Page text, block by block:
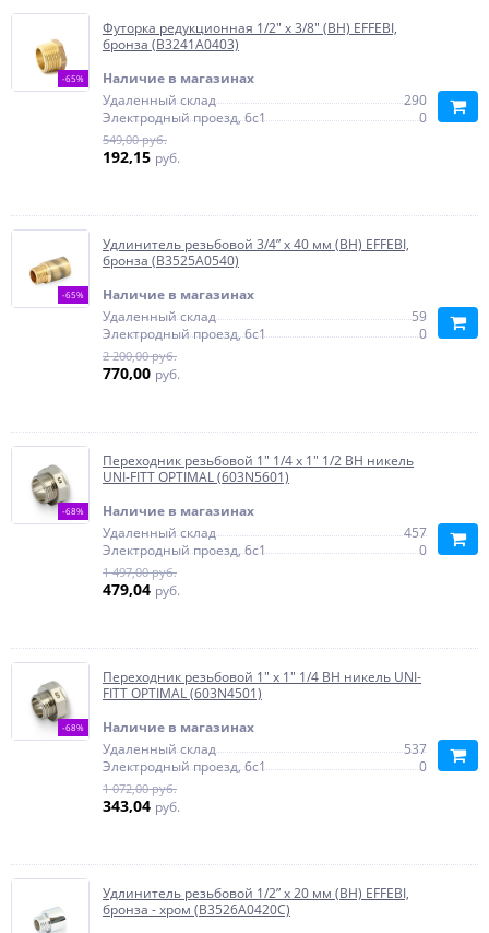
-65%
Футорка редукционная 1/2" x 3/8" (ВН) EFFEBI,
бронза (B3241A0403)
Наличие в магазинах
Удаленный склад
290
Электродный проезд, 6с1
0
549,00 руб.
192,15 руб.
-65%
Удлинитель резьбовой 3/4” х 40 мм (ВН) EFFEBI,
бронза (B3525A0540)
Наличие в магазинах
Удаленный склад
59
Электродный проезд, 6с1
0
2 200,00 руб.
770,00 руб.
-68%
Переходник резьбовой 1" 1/4 x 1" 1/2 ВН никель
UNI-FITT OPTIMAL (603N5601)
Наличие в магазинах
Удаленный склад
457
Электродный проезд, 6с1
0
1 497,00 руб.
479,04 руб.
-68%
Переходник резьбовой 1" x 1" 1/4 ВН никель UNI-
FITT OPTIMAL (603N4501)
Наличие в магазинах
Удаленный склад
537
Электродный проезд, 6с1
0
1 072,00 руб.
343,04 руб.
Удлинитель резьбовой 1/2” х 20 мм (ВН) EFFEBI,
бронза - хром (B3526A0420C)